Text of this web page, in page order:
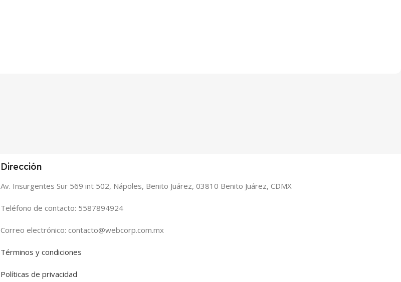
Dirección
Av. Insurgentes Sur 569 int 502, Nápoles, Benito Juárez, 03810 Benito Juárez, CDMX
Teléfono de contacto: 5587894924
Correo electrónico: contacto@webcorp.com.mx
Términos y condiciones
Políticas de privacidad